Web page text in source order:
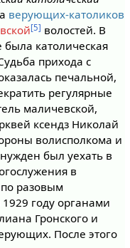
верующих-католиков
[5] волостей. В
была католическая
прихода с
печальной,
регулярные
маличевской,
ксендз Николай
волисполкома и
был уехать в
в
разовым
году органами
Гронского и
После этого